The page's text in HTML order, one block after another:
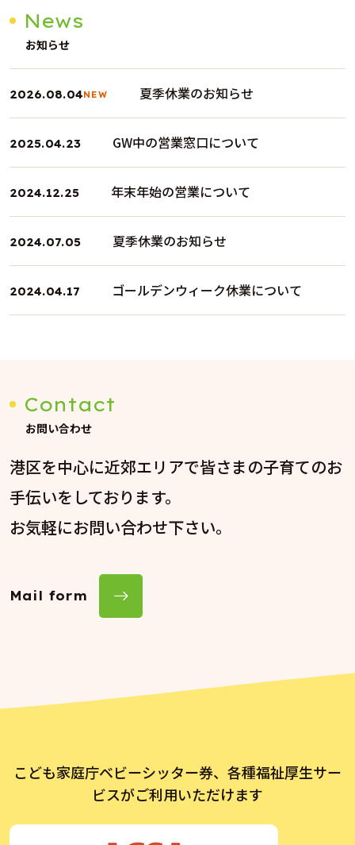
News
お知らせ
2026.08.04NEW 夏季休業のお知らせ
2025.04.23 GW中の営業窓口について
2024.12.25 年末年始の営業について
2024.07.05 夏季休業のお知らせ
2024.04.17 ゴールデンウィーク休業について
Contact
お問い合わせ
港区を中心に近郊エリアで皆さまの子育てのお
手伝いをしております。
お気軽にお問い合わせ下さい。
Mail form
こども家庭庁ベビーシッター券、各種福祉厚生サー
ビスがご利用いただけます